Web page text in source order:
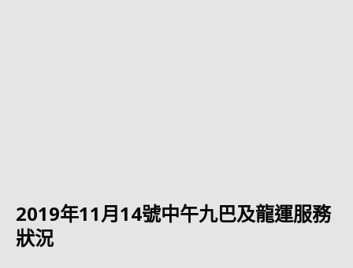
2019年11月14號中午九巴及龍運服務
狀況